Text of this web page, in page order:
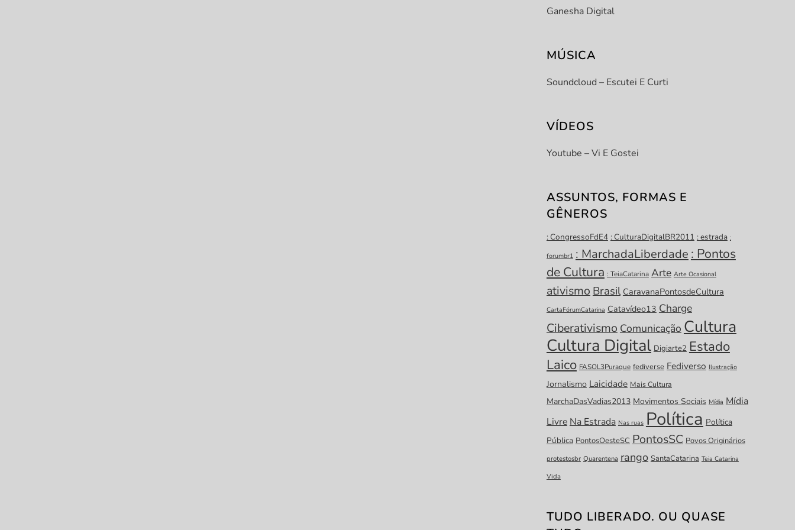
Ganesha Digital
MÚSICA
Soundcloud – Escutei E Curti
VÍDEOS
Youtube – Vi E Gostei
ASSUNTOS, FORMAS E
GÊNEROS
: CongressoFdE4 : CulturaDigitalBR2011 : estrada :
forumbr1 : MarchadaLiberdade : Pontos
de Cultura : TeiaCatarina Arte Arte Ocasional
ativismo Brasil CaravanaPontosdeCultura
CartaFórumCatarina Catavídeo13 Charge
Ciberativismo Comunicação Cultura
Cultura Digital Digiarte2 Estado
Laico FASOL3Puraque fediverse Fediverso Ilustração
Jornalismo Laicidade Mais Cultura
MarchaDasVadias2013 Movimentos Sociais Mídia Mídia
Livre Na Estrada Nas ruas Política Política
Pública PontosOesteSC PontosSC Povos Originários
protestosbr Quarentena rango SantaCatarina Teia Catarina
Vida
TUDO LIBERADO. OU QUASE